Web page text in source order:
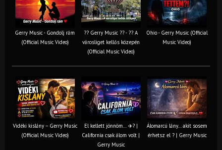
Gerry Music - Gondolj rám
(Official Music Video)
?? Gerry Music ?? - ?? A
városliget kellős közepén
(Official Music Video)
Ohio - Gerry Music (Official
Music Video)
Vidéki kislány – Gerry Music
(Official Music Video)
El kellett jönnöm… ✈️? |
California csak álom volt |
Gerry Music
Álomarcú lány… akit sosem
érhetsz el ? | Gerry Music